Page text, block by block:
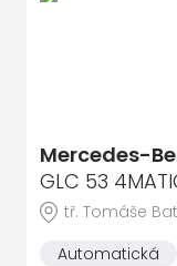
Mercedes-
GLC 53
tř. Tomáše
Automatická